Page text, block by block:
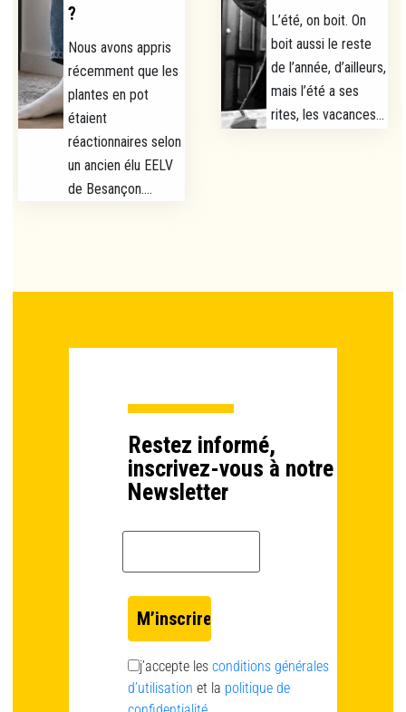
?
Nous avons appris
récemment que les
plantes en pot
étaient
réactionnaires selon
un ancien élu EELV
de Besançon....
L’été, on boit. On
boit aussi le reste
de l’année, d’ailleurs,
mais l’été a ses
rites, les vacances...
Restez informé,
inscrivez-vous à notre
Newsletter
j’accepte les conditions générales
d’utilisation et la politique de